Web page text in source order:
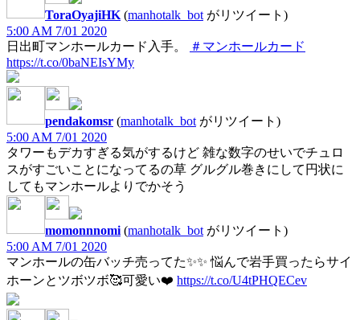
ToraOyajiHK (manhotalk_bot がリツイート)
5:00 AM 7/01 2020
日出町マンホールカード入手。
＃マンホールカード
https://t.co/0baNEIsYMy
pendakomsr (manhotalk_bot がリツイート)
5:00 AM 7/01 2020
タワーもデカすぎる気がするけど 雑な数字のせいでチュロ
スがすごいことになってるの草 グルグル巻きにして円状に
してもマンホールよりでかそう
momonnnomi (manhotalk_bot がリツイート)
5:00 AM 7/01 2020
マンホールの缶バッチ売ってた✨✨ 悩んで岩手買ったらサイ
ホーンとツボツボ🥰可愛い❤️ https://t.co/U4tPHQECev